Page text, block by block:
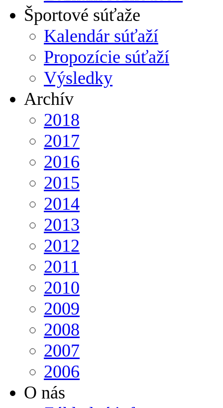
Športové súťaže
Kalendár súťaží
Propozície súťaží
Výsledky
Archív
2018
2017
2016
2015
2014
2013
2012
2011
2010
2009
2008
2007
2006
O nás